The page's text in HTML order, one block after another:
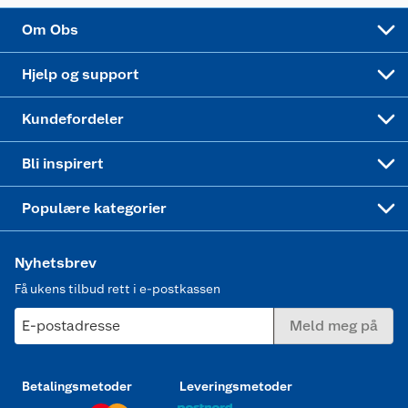
Om Obs
Hjelp og support
Kundefordeler
Bli inspirert
Populære kategorier
Nyhetsbrev
Få ukens tilbud rett i e-postkassen
E-postadresse Meld meg på
Betalingsmetoder Leveringsmetoder